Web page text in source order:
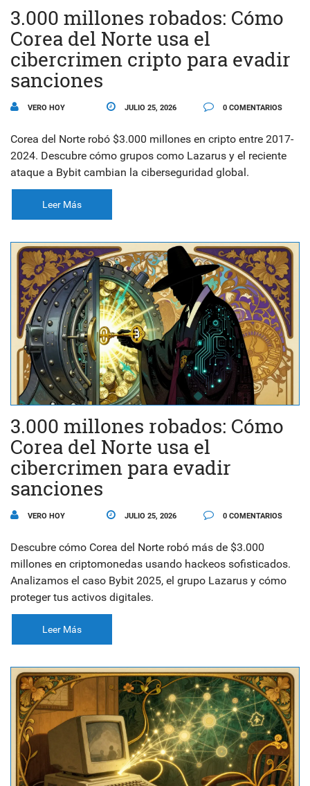
3.000 millones robados: Cómo
Corea del Norte usa el
cibercrimen cripto para evadir
sanciones
VERO HOY JULIO 25, 2026 0 COMENTARIOS
Corea del Norte robó $3.000 millones en cripto entre 2017-
2024. Descubre cómo grupos como Lazarus y el reciente
ataque a Bybit cambian la ciberseguridad global.
Leer Más
3.000 millones robados: Cómo
Corea del Norte usa el
cibercrimen para evadir
sanciones
VERO HOY JULIO 25, 2026 0 COMENTARIOS
Descubre cómo Corea del Norte robó más de $3.000
millones en criptomonedas usando hackeos sofisticados.
Analizamos el caso Bybit 2025, el grupo Lazarus y cómo
proteger tus activos digitales.
Leer Más